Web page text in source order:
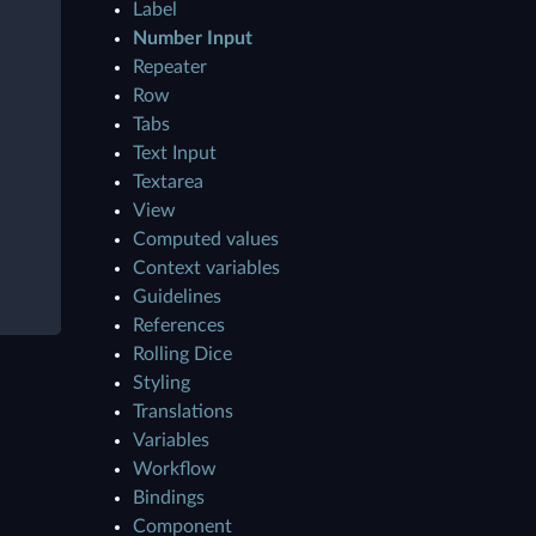
Label
Number Input
Repeater
Row
Tabs
Text Input
Textarea
View
Computed values
Context variables
Guidelines
References
Rolling Dice
Styling
Translations
Variables
Workflow
Bindings
Component